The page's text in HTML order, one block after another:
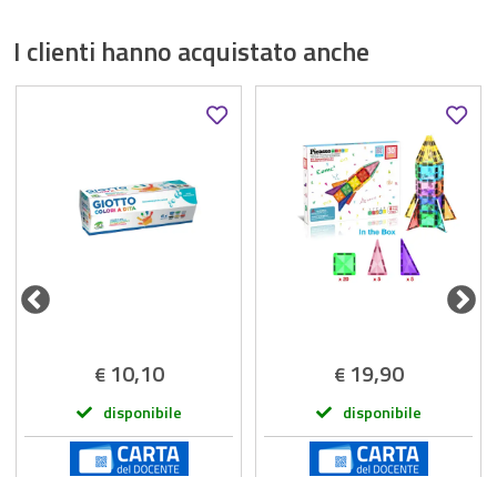
I clienti hanno acquistato anche
€ 10,10
disponibile
€ 19,90
disponibile